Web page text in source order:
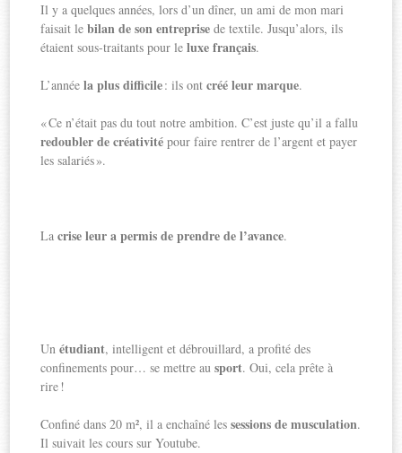
Il y a quelques années, lors d’un dîner, un ami de mon mari
faisait lebilan de son entreprise de textile. Jusqu’alors, ils
étaient sous-traitants pour leluxe français.
L’annéela plus difficile: ils ontcréé leur marque.
« Ce n’était pas du tout notre ambition. C’est juste qu’il a fallu
redoubler de créativité pour faire rentrer de l’argent et payer
les salariés ».
Lacrise leur a permis de prendre de l’avance.
Unétudiant, intelligent et débrouillard, a profité des
confinements pour… se mettre ausport. Oui, cela prête à
rire !
Confiné dans 20 m², il a enchaîné lessessions de musculation.
Il suivait les cours sur Youtube.